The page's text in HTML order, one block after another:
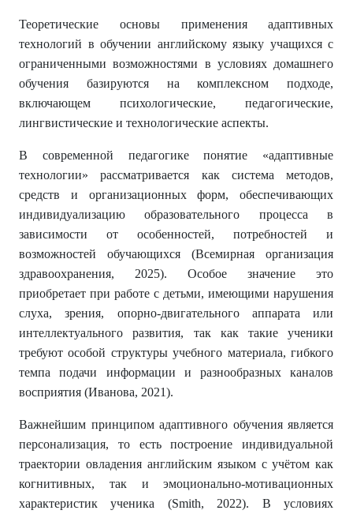
Теоретические основы применения адаптивных
технологий в обучении английскому языку учащихся с
ограниченными возможностями в условиях домашнего
обучения базируются на комплексном подходе,
включающем психологические, педагогические,
лингвистические и технологические аспекты.
В современной педагогике понятие «адаптивные
технологии» рассматривается как система методов,
средств и организационных форм, обеспечивающих
индивидуализацию образовательного процесса в
зависимости от особенностей, потребностей и
возможностей обучающихся (Всемирная организация
здравоохранения, 2025). Особое значение это
приобретает при работе с детьми, имеющими нарушения
слуха, зрения, опорно-двигательного аппарата или
интеллектуального развития, так как такие ученики
требуют особой структуры учебного материала, гибкого
темпа подачи информации и разнообразных каналов
восприятия (Иванова, 2021).
Важнейшим принципом адаптивного обучения является
персонализация, то есть построение индивидуальной
траектории овладения английским языком с учётом как
когнитивных, так и эмоционально-мотивационных
характеристик ученика (Smith, 2022). В условиях